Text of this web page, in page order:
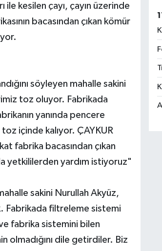
ile kesilen çayı, çayın üzerinde
bacasından çıkan kömür
söyleyen mahalle sakini
toz oluyor. Fabrikada
yanında pencere
toz içinde kalıyor. ÇAYKUR
fabrika bacasından çıkan
yetkililerden yardım istiyoruz"
sakini Nurullah Akyüz,
Fabrikada filtreleme sistemi
fabrika sistemini bilen
olmadığını dile getirdiler. Biz